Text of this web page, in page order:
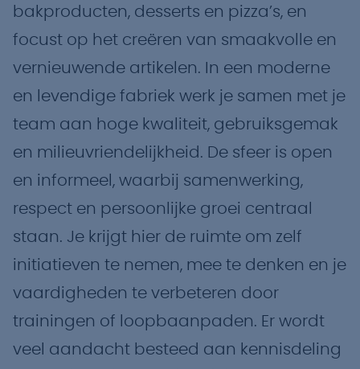
bakproducten, desserts en pizza’s, en
focust op het creëren van smaakvolle en
vernieuwende artikelen. In een moderne
en levendige fabriek werk je samen met je
team aan hoge kwaliteit, gebruiksgemak
en milieuvriendelijkheid. De sfeer is open
en informeel, waarbij samenwerking,
respect en persoonlijke groei centraal
staan. Je krijgt hier de ruimte om zelf
initiatieven te nemen, mee te denken en je
vaardigheden te verbeteren door
trainingen of loopbaanpaden. Er wordt
veel aandacht besteed aan kennisdeling